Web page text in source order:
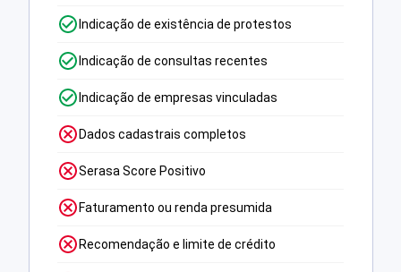
Indicação de existência de protestos
Indicação de consultas recentes
Indicação de empresas vinculadas
Dados cadastrais completos
Serasa Score Positivo
Faturamento ou renda presumida
Recomendação e limite de crédito